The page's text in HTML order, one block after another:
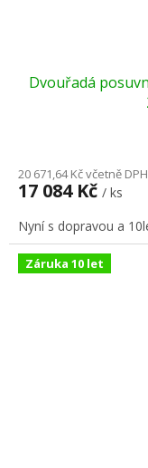
Dvouřadá
20 671,64 Kč včetně DPH
17 084 Kč / ks
Nyní s dopravou a
Záruka 10 let